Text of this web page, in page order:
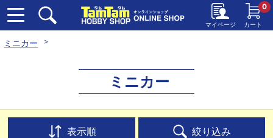
マイページ カート
0
ミニカー
ミニカー
表示順 絞り込み